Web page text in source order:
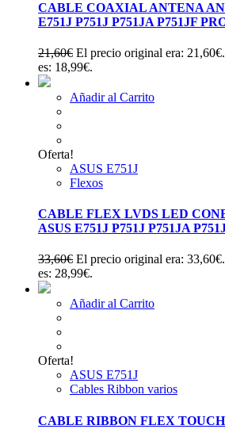
CABLE COAXIAL ANTENA
E751J P751J P751JA P751JF
21,60€ El precio original era: 21,60€.
es: 18,99€.
Añadir al Carrito
Oferta!
ASUS E751J
Flexos
CABLE FLEX LVDS LED
ASUS E751J P751J P751JA
33,60€ El precio original era: 33,60€.
es: 28,99€.
Añadir al Carrito
Oferta!
ASUS E751J
Cables Ribbon varios
CABLE RIBBON FLEX